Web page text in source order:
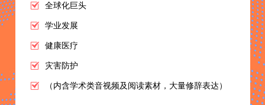
全球化巨头
学业发展
健康医疗
灾害防护
（内含学术类音视频及阅读素材，大量修辞表达）